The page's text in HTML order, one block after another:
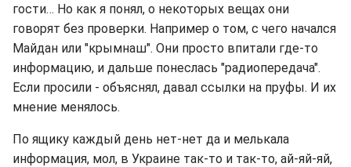
гости… Но как я понял, о некоторых вещах они
говорят без проверки. Например о том, с чего начался
Майдан или "крымнаш". Они просто впитали где-то
информацию, и дальше понеслась "радиопередача".
Если просили - объяснял, давал ссылки на пруфы. И их
мнение менялось.
По ящику каждый день нет-нет да и мелькала
информация, мол, в Украине так-то и так-то, ай-яй-яй,